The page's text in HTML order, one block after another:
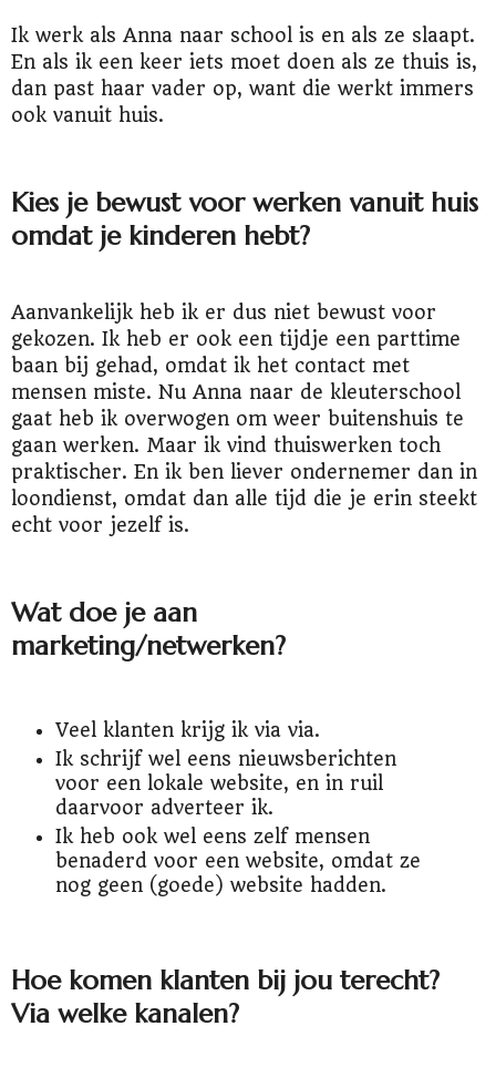
Ik werk als Anna naar school is en als ze slaapt.
En als ik een keer iets moet doen als ze thuis is,
dan past haar vader op, want die werkt immers
ook vanuit huis.
Kies je bewust voor werken vanuit huis
omdat je kinderen hebt?
Aanvankelijk heb ik er dus niet bewust voor
gekozen. Ik heb er ook een tijdje een parttime
baan bij gehad, omdat ik het contact met
mensen miste. Nu Anna naar de kleuterschool
gaat heb ik overwogen om weer buitenshuis te
gaan werken. Maar ik vind thuiswerken toch
praktischer. En ik ben liever ondernemer dan in
loondienst, omdat dan alle tijd die je erin steekt
echt voor jezelf is.
Wat doe je aan
marketing/netwerken?
Veel klanten krijg ik via via.
Ik schrijf wel eens nieuwsberichten
voor een lokale website, en in ruil
daarvoor adverteer ik.
Ik heb ook wel eens zelf mensen
benaderd voor een website, omdat ze
nog geen (goede) website hadden.
Hoe komen klanten bij jou terecht?
Via welke kanalen?